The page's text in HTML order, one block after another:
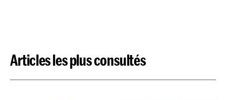
Articles les plus consultés